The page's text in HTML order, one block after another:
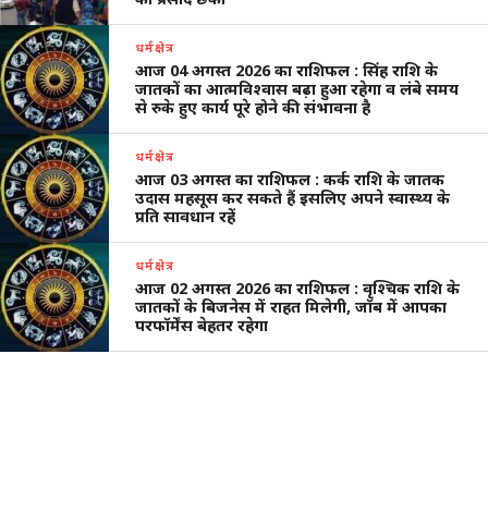
धर्मक्षेत्र
आज 04 अगस्त 2026 का राशिफल : सिंह राशि के
जातकों का आत्मविश्वास बढ़ा हुआ रहेगा व लंबे समय
से रुके हुए कार्य पूरे होने की संभावना है
धर्मक्षेत्र
आज 03 अगस्त का राशिफल : कर्क राशि के जातक
उदास महसूस कर सकते हैं इसलिए अपने स्वास्थ्य के
प्रति सावधान रहें
धर्मक्षेत्र
आज 02 अगस्त 2026 का राशिफल : वृश्चिक राशि के
जातकों के बिजनेस में राहत मिलेगी, जॉब में आपका
परफॉर्मेंस बेहतर रहेगा